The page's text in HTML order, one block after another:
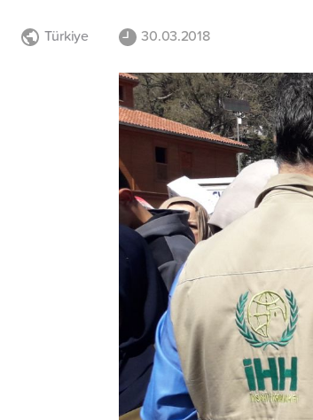
Türkiye 30.03.2018